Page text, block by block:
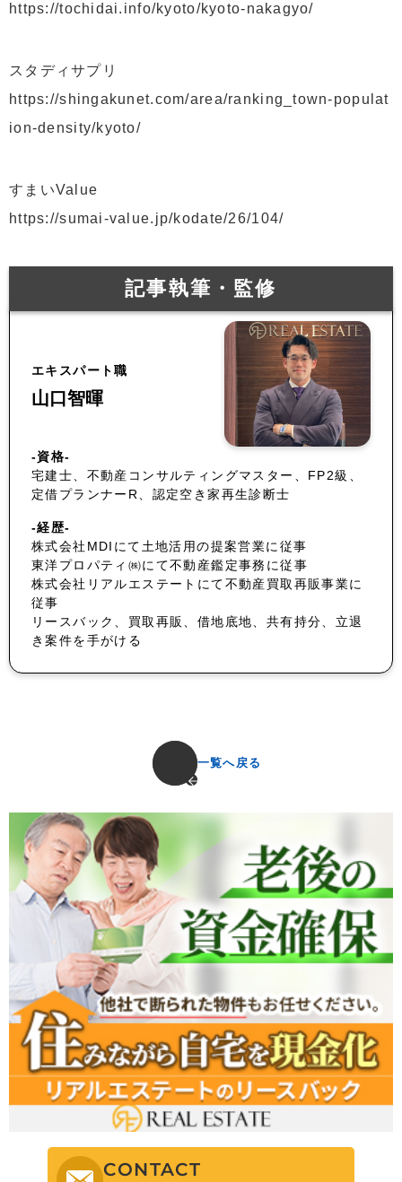
https://tochidai.info/kyoto/kyoto-nakagyo/
スタディサプリ
https://shingakunet.com/area/ranking_town-populat
ion-density/kyoto/
すまいValue
https://sumai-value.jp/kodate/26/104/
記事執筆・監修
エキスパート職
山口智暉
-資格-
宅建士、不動産コンサルティングマスター、FP2級、
定借プランナーR、認定空き家再生診断士
-経歴-
株式会社MDIにて土地活用の提案営業に従事
東洋プロパティ㈱にて不動産鑑定事務に従事
株式会社リアルエステートにて不動産買取再販事業に
従事
リースバック、買取再販、借地底地、共有持分、立退
き案件を手がける
一覧へ戻る
CONTACT